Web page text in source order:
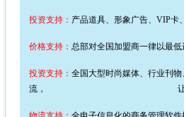
投资支持： 产品道具、形象广告、VIP卡
价格支持： 总部对全国加盟商一律以最低
投资支持： 全国大型时尚媒体、行业刊
流， 让品牌效应与加